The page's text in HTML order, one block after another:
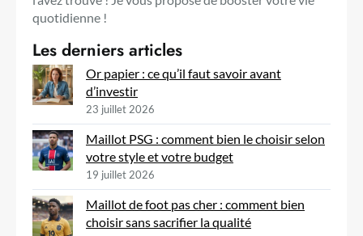
quotidienne !
Les derniers articles
Or papier : ce qu’il faut savoir avant
d’investir
23 juillet 2026
Maillot PSG : comment bien le choisir selon
votre style et votre budget
19 juillet 2026
Maillot de foot pas cher : comment bien
choisir sans sacrifier la qualité